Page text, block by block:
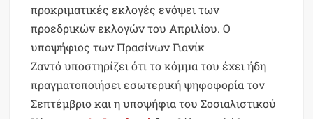
προκριματικές εκλογές ενόψει των
προεδρικών εκλογών του Απριλίου. Ο
υποψήφιος των Πρασίνων Γιανίκ
Ζαντό υποστηρίζει ότι το κόμμα του έχει ήδη
πραγματοποιήσει εσωτερική ψηφοφορία τον
Σεπτέμβριο και η υποψήφια του Σοσιαλιστικού